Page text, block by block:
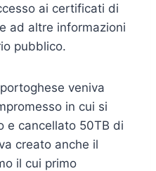
ai certificati di
ad altre informazioni
pubblico.
veniva
in cui si
e cancellato 50TB di
creato anche il
il cui primo